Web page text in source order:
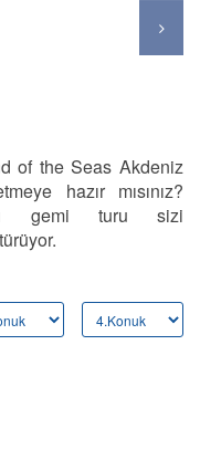
of the Seas Akdeniz
hazır mısınız?
gemi turu sizi